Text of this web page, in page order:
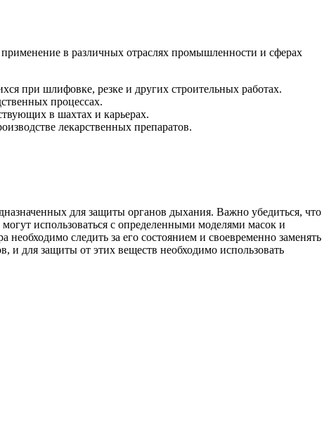
в различных отраслях промышленности и сферах
при шлифовке, резке и других строительных работах.
процессах.
в шахтах и карьерах.
лекарственных препаратов.
для защиты органов дыхания. Важно убедиться, что
использоваться с определенными моделями масок и
следить за его состоянием и своевременно заменять
и для защиты от этих веществ необходимо использовать